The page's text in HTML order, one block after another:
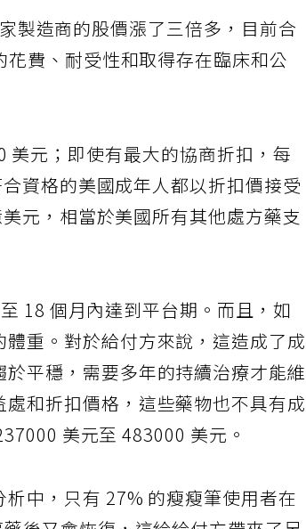
製造商的股價漲了三倍多，目前合
費、耐受性和取得存在臨床和公
元；即使有最大的協商折扣，每
資格的美國成年人都以折扣價接受
元，相當於美國所有其他處方藥支
18 個月內達到平台期。而且，如
重。對於給付方來說，這造成了成
平穩，需要多年的持續治療才能維
和折扣價格，這些藥物也不具有成
美元至 483000 美元。
中，只有 27% 的瘦瘦筆使用者在